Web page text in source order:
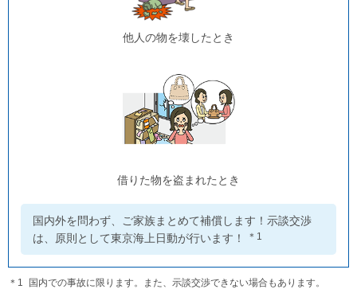
他人の物を壊したとき
借りた物を盗まれたとき
国内外を問わず、ご家族まとめて補償します！示談交渉
は、原則として東京海上日動が行います！
＊1
国内での事故に限ります。また、示談交渉できない場合もあります。